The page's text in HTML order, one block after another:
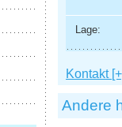
Lage:
Kontakt
Andere